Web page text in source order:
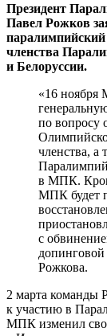
Президент
Павел Рожков
членства
и Белоруссии.
«16 ноября
по вопросу
членства, а
в МПК.
МПК будет
с
Рожкова.
2 марта команды
к участию в
МПК изменил